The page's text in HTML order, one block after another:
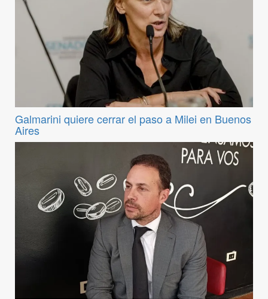
Galmarini quiere cerrar el paso a Milei en Buenos
Aires